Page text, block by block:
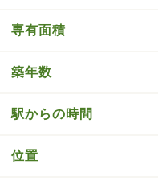
専有面積
築年数
駅からの時間
位置